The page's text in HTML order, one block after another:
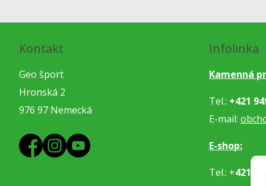
Kontakt
Geo šport
Hronská 2
976 97 Nemecká
Infolinka
Kamenná
Tel.: +421
E-mail:
E-shop:
Tel.: +421